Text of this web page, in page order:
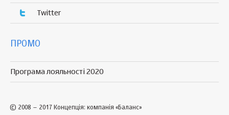
Twitter
ПРОМО
Програма лояльності 2020
© 2008 – 2017 Концепція: компанія «Баланс»